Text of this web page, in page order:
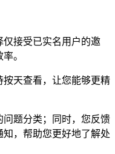
接受已实名用户的邀
。
天查看，让您能够更精
题分类；同时，您反馈
，帮助您更好地了解处